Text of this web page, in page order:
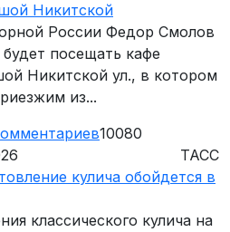
Никитской
России Федор Смолов
посещать кафе
Никитской ул., в котором
из...
10080
ТАСС
кулича обойдется в
классического кулича на